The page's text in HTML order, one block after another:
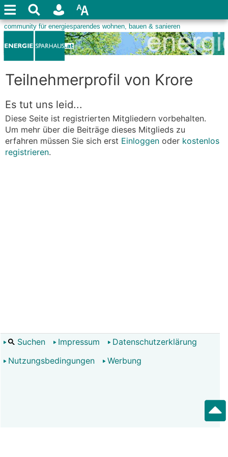
Teilnehmerprofil von Krore
Es tut uns leid...
Diese Seite ist registrierten Mitgliedern vorbehalten.
Um mehr über die Beiträge dieses Mitglieds zu
erfahren müssen Sie sich erst Einloggen oder kostenlos
registrieren.
Suchen Impressum
Datenschutzerklärung
Nutzungsbedingungen
Werbung